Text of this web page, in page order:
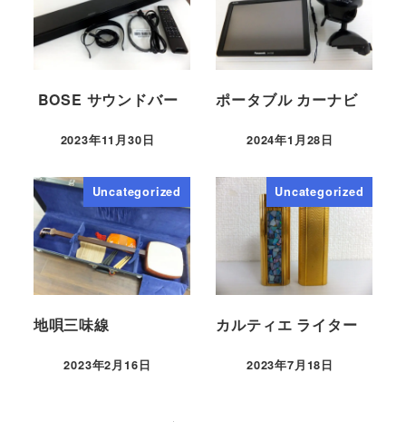
BOSE サウンドバー
2023年11月30日
ポータブル カーナビ
2024年1月28日
Uncategorized
地唄三味線
2023年2月16日
Uncategorized
カルティエ ライター
2023年7月18日